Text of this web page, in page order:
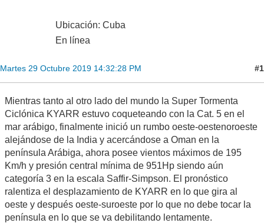
Ubicación: Cuba
En línea
Martes 29 Octubre 2019 14:32:28 PM #1
Mientras tanto al otro lado del mundo la Super Tormenta
Ciclónica KYARR estuvo coqueteando con la Cat. 5 en el
mar arábigo, finalmente inició un rumbo oeste-oestenoroeste
alejándose de la India y acercándose a Oman en la
península Arábiga, ahora posee vientos máximos de 195
Km/h y presión central mínima de 951Hp siendo aún
categoría 3 en la escala Saffir-Simpson. El pronóstico
ralentiza el desplazamiento de KYARR en lo que gira al
oeste y después oeste-suroeste por lo que no debe tocar la
península en lo que se va debilitando lentamente.